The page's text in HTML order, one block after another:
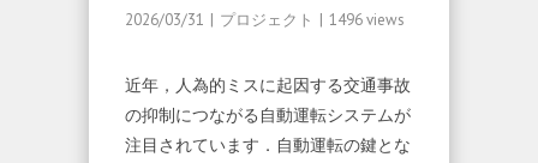
2026/03/31 | プロジェクト | 1496 views
近年，人為的ミスに起因する交通事故
の抑制につながる自動運転システムが
注目されています．自動運転の鍵とな